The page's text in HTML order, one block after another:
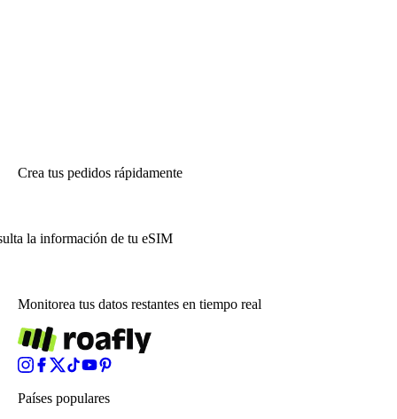
Crea tus pedidos rápidamente
la información de tu eSIM
Monitorea tus datos restantes en tiempo real
Países populares